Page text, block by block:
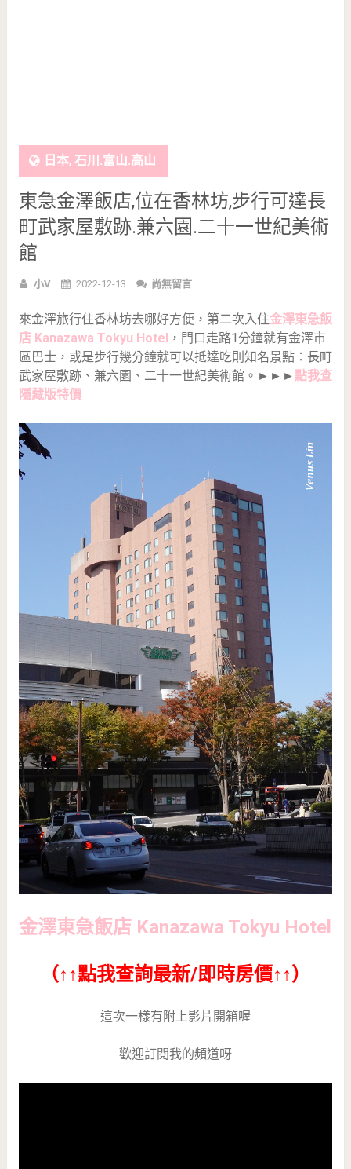
日本, 石川.富山.高山
東急金澤飯店,位在香林坊,步行可達長
町武家屋敷跡.兼六園.二十一世紀美術
館
小V 2022-12-13 尚無留言
來金澤旅行住香林坊去哪好方便，第二次入住金澤東急飯
店 Kanazawa Tokyu Hotel ，門口走路1分鐘就有金澤市
區巴士，或是步行幾分鐘就可以抵達吃則知名景點：長町
武家屋敷跡、兼六園、二十一世紀美術館。 ►►► 點我查
隱藏版特價
金澤東急飯店 Kanazawa Tokyu Hotel
（↑↑點我查詢最新/即時房價↑↑）
這次一樣有附上影片開箱喔
歡迎訂閱我的頻道呀